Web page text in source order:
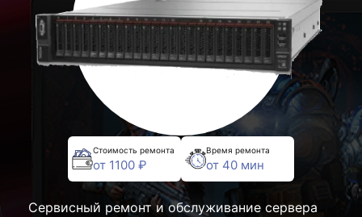
Стоимость ремонта
от 1100 ₽
Время ремонта
от 40 мин
Сервисный ремонт и обслуживание сервера